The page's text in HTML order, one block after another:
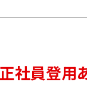
社員登